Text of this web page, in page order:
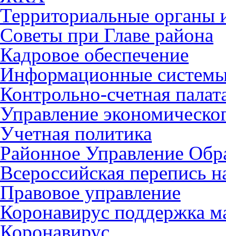
Территориальные органы
Советы при Главе района
Кадровое обеспечение
Информационные
Контрольно-счетная
Управление
Учетная политика
Районное Управление
Всероссийская перепись
Правовое управление
Коронавирус поддержка